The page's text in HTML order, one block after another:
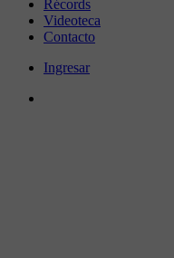
Récords
Videoteca
Contacto
Ingresar